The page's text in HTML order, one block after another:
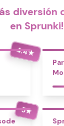
diversión
en Sprunki!
4.4★
5★